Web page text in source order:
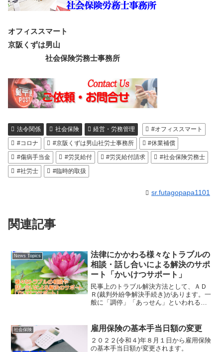
オフィススマート
京阪くずは男山
社会保険労務士事務所
法令関係 社会保険 経営・労務管理
#オフィススマート
#コロナ
#京阪くずは男山社労士事務所
#休業補償
#傷病手当金
#労災給付 #労災給付請求
#社会保険労務士
#社労士
#臨時的取扱
sr.futagopapa1101
関連記事
News Topics
法律にかかわる様々なトラブルの
相談・話し合いによる解決のサポ
ート「かいけつサポート」
民事上のトラブル解決方法として、ＡＤ
Ｒ(裁判外紛争解決手続き)があります。一
般に「調停」「あっせん」といわれるも
社会保険 雇用保険の基本手当日額の変更
２０２２(令和４)年８月１日から雇用保険
の基本手当日額が変更されます。